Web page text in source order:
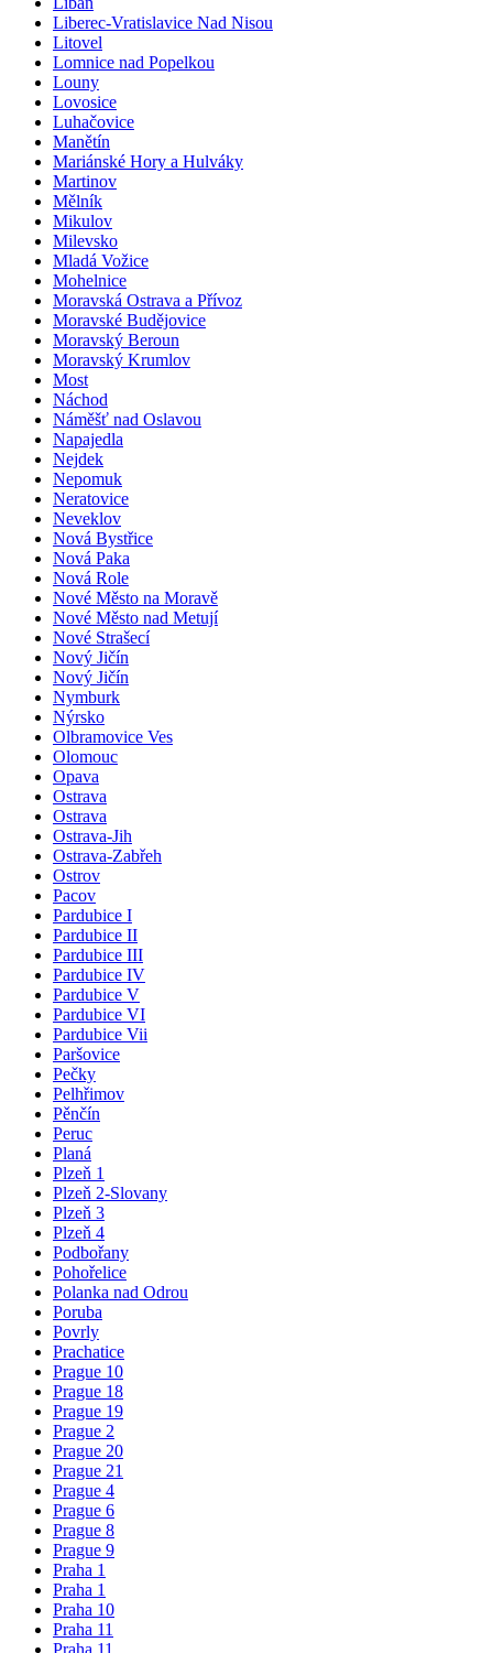
Liberec-Vratislavice Nad Nisou
Litovel
Lomnice nad Popelkou
Louny
Lovosice
Luhačovice
Manětín
Mariánské Hory a Hulváky
Martinov
Mělník
Mikulov
Milevsko
Mladá Vožice
Mohelnice
Moravská Ostrava a Přívoz
Moravské Budějovice
Moravský Beroun
Moravský Krumlov
Most
Náchod
Náměšť nad Oslavou
Napajedla
Nejdek
Nepomuk
Neratovice
Neveklov
Nová Bystřice
Nová Paka
Nová Role
Nové Město na Moravě
Nové Město nad Metují
Nové Strašecí
Nový Jičín
Nový Jičín
Nymburk
Nýrsko
Olbramovice Ves
Olomouc
Opava
Ostrava
Ostrava
Ostrava-Jih
Ostrava-Zabřeh
Ostrov
Pacov
Pardubice I
Pardubice II
Pardubice III
Pardubice IV
Pardubice V
Pardubice VI
Pardubice Vii
Paršovice
Pečky
Pelhřimov
Pěnčín
Peruc
Planá
Plzeň 1
Plzeň 2-Slovany
Plzeň 3
Plzeň 4
Podbořany
Pohořelice
Polanka nad Odrou
Poruba
Povrly
Prachatice
Prague 10
Prague 18
Prague 19
Prague 2
Prague 20
Prague 21
Prague 4
Prague 6
Prague 8
Prague 9
Praha 1
Praha 1
Praha 10
Praha 11
Praha 11